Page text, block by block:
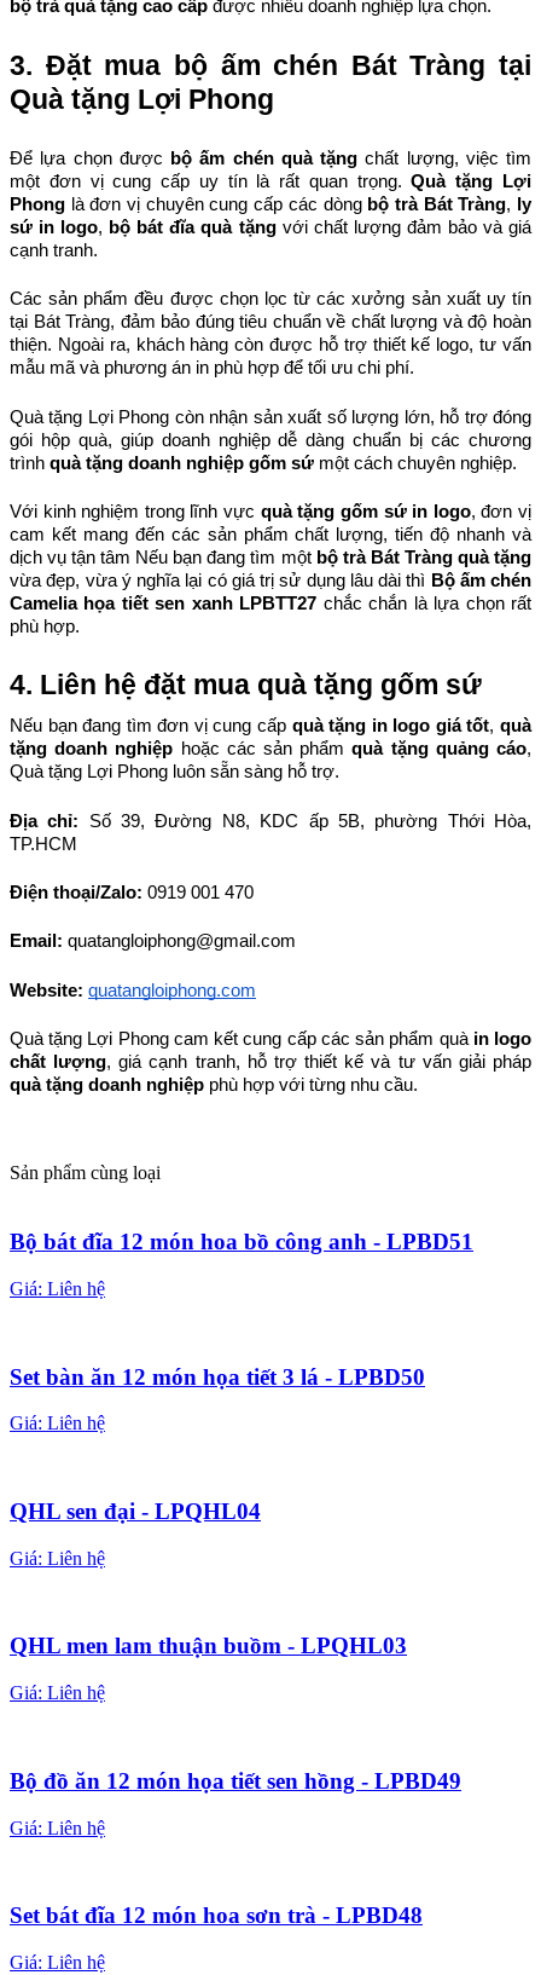
bộ trà quà tặng cao cấp được nhiều doanh nghiệp lựa chọn.
3. Đặt mua bộ ấm chén Bát Tràng tại
Quà tặng Lợi Phong
Để lựa chọn được bộ ấm chén quà tặng chất lượng, việc tìm
một đơn vị cung cấp uy tín là rất quan trọng. Quà tặng Lợi
Phong là đơn vị chuyên cung cấp các dòng bộ trà Bát Tràng,
ly
sứ in logo, bộ bát đĩa quà tặng với chất lượng đảm bảo và giá
cạnh tranh.
Các sản phẩm đều được chọn lọc từ các xưởng sản xuất uy tín
tại Bát Tràng, đảm bảo đúng tiêu chuẩn về chất lượng và độ hoàn
thiện. Ngoài ra, khách hàng còn được hỗ trợ thiết kế logo, tư vấn
mẫu mã và phương án in phù hợp để tối ưu chi phí.
Quà tặng Lợi Phong còn nhận sản xuất số lượng lớn, hỗ trợ đóng
gói hộp quà, giúp doanh nghiệp dễ dàng chuẩn bị các chương
trình quà tặng doanh nghiệp gốm sứ một cách chuyên nghiệp.
Với kinh nghiệm trong lĩnh vực quà tặng gốm sứ in logo, đơn vị
cam kết mang đến các sản phẩm chất lượng, tiến độ nhanh và
dịch vụ tận tâm Nếu bạn đang tìm một bộ trà Bát Tràng quà tặng
vừa đẹp, vừa ý nghĩa lại có giá trị sử dụng lâu dài thì Bộ ấm chén
Camelia họa tiết sen xanh LPBTT27 chắc chắn là lựa chọn rất
phù hợp.
4. Liên hệ đặt mua quà tặng gốm sứ
Nếu bạn đang tìm đơn vị cung cấp quà tặng in logo giá tốt, quà
tặng doanh nghiệp hoặc các sản phẩm quà tặng quảng cáo,
Quà tặng Lợi Phong luôn sẵn sàng hỗ trợ.
Địa chỉ: Số 39, Đường N8, KDC ấp 5B, phường Thới Hòa,
TP.HCM
Điện thoại/Zalo: 0919 001 470
Email: quatangloiphong@gmail.com
Website: quatangloiphong.com
Quà tặng Lợi Phong cam kết cung cấp các sản phẩm quà in logo
chất lượng
quà tặng doanh nghiệp phù hợp với từng nhu cầu.
Sản phẩm cùng loại
Bộ bát đĩa 12 món hoa bồ công anh - LPBD51
Giá: Liên hệ
Set bàn ăn 12 món họa tiết 3 lá - LPBD50
Giá: Liên hệ
QHL sen đại - LPQHL04
Giá: Liên hệ
QHL men lam thuận buồm - LPQHL03
Giá: Liên hệ
Bộ đồ ăn 12 món họa tiết sen hồng - LPBD49
Giá: Liên hệ
Set bát đĩa 12 món hoa sơn trà - LPBD48
Giá: Liên hệ